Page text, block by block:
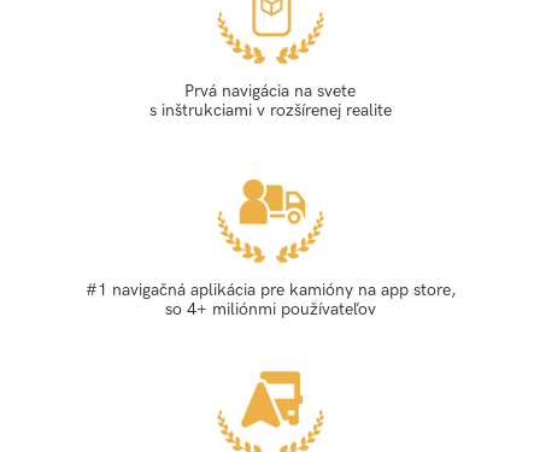
Prvá navigácia na svete
s inštrukciami v rozšírenej realite
#1 navigačná aplikácia pre kamióny na app store,
so 4+ miliónmi používateľov